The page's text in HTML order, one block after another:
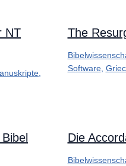
NT
,
The
Software,
Die